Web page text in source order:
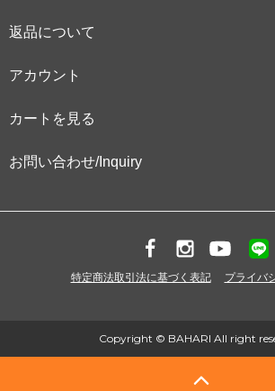
返品について
アカウント
カートを見る
お問い合わせ/Inquiry
特定商法取引法に基づく表記 プライバ
Copyright © BAHARI All right